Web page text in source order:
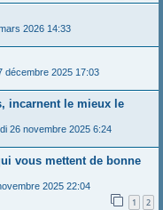
2026 14:33
décembre 2025 17:03
incarnent le mieux le
26 novembre 2025 6:24
vous mettent de bonne
2025 22:04
1 2